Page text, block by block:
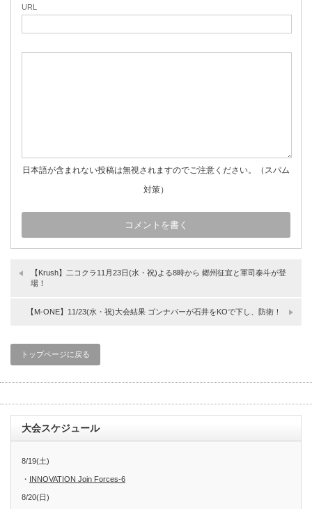
URL
日本語が含まれない投稿は無視されますのでご注意ください。（スパム
対策）
【Krush】二コクラ11月23日(水・祝)よる8時から 郷州征宜と軍司泰斗が登
場！
【M-ONE】11/23(水・祝)大会結果 ゴンナパーが石井をKOで下し、防衛！
トップページに戻る
大会スケジュール
8/19(土)
・ INNOVATION Join Forces-6
8/20(日)